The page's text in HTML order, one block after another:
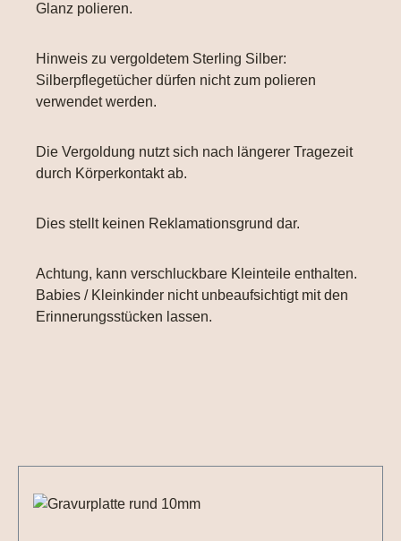
Glanz polieren.
Hinweis zu vergoldetem Sterling Silber:
Silberpflegetücher dürfen nicht zum polieren
verwendet werden.
Die Vergoldung nutzt sich nach längerer Tragezeit
durch Körperkontakt ab.
Dies stellt keinen Reklamationsgrund dar.
Achtung, kann verschluckbare Kleinteile enthalten.
Babies / Kleinkinder nicht unbeaufsichtigt mit den
Erinnerungsstücken lassen.